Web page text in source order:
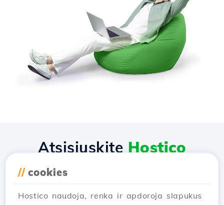
// cookies
Hostico naudoja, renka ir apdoroja slapukus
Atsisiųskite Hostico